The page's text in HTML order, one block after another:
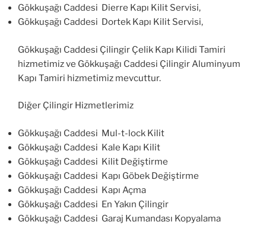
Gökkuşağı Caddesi Dierre Kapı Kilit Servisi,
Gökkuşağı Caddesi Dortek Kapı Kilit Servisi,
Gökkuşağı Caddesi Çilingir Çelik Kapı Kilidi Tamiri
hizmetimiz ve Gökkuşağı Caddesi Çilingir Aluminyum
Kapı Tamiri hizmetimiz mevcuttur.
Diğer Çilingir Hizmetlerimiz
Gökkuşağı Caddesi Mul-t-lock Kilit
Gökkuşağı Caddesi Kale Kapı Kilit
Gökkuşağı Caddesi Kilit Değiştirme
Gökkuşağı Caddesi Kapı Göbek Değiştirme
Gökkuşağı Caddesi Kapı Açma
Gökkuşağı Caddesi En Yakın Çilingir
Gökkuşağı Caddesi Garaj Kumandası Kopyalama